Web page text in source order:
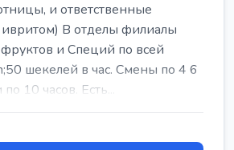
и ответственные
ивритом) В отделы филиалы
и Специй по всей
шекелей в час. Смены по 4 6
10 часов. Есть...